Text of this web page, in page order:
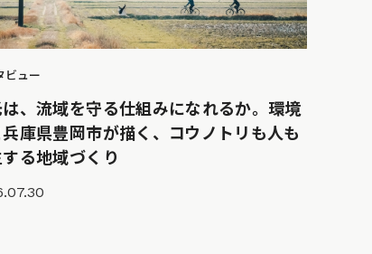
ビュー
、流域を守る仕組みになれるか。環境
庫県豊岡市が描く、コウノトリも人も
る地域づくり